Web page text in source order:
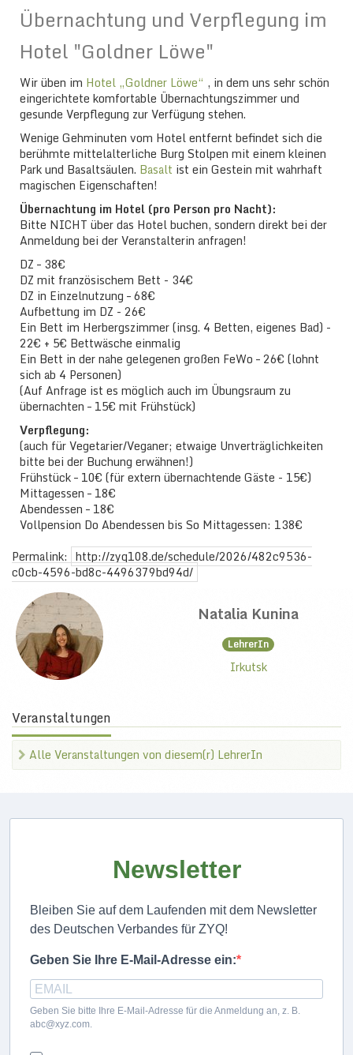
Übernachtung und Verpflegung im
Hotel "Goldner Löwe"
Wir üben im Hotel „Goldner Löwe“ , in dem uns sehr schön
eingerichtete komfortable Übernachtungszimmer und
gesunde Verpflegung zur Verfügung stehen.
Wenige Gehminuten vom Hotel entfernt befindet sich die
berühmte mittelalterliche Burg Stolpen mit einem kleinen
Park und Basaltsäulen. Basalt ist ein Gestein mit wahrhaft
magischen Eigenschaften!
Übernachtung im Hotel (pro Person pro Nacht):
Bitte NICHT über das Hotel buchen, sondern direkt bei der
Anmeldung bei der Veranstalterin anfragen!
DZ – 38€
DZ mit französischem Bett - 34€
DZ in Einzelnutzung – 68€
Aufbettung im DZ - 26€
Ein Bett im Herbergszimmer (insg. 4 Betten, eigenes Bad) -
22€ + 5€ Bettwäsche einmalig
Ein Bett in der nahe gelegenen großen FeWo – 26€ (lohnt
sich ab 4 Personen)
(Auf Anfrage ist es möglich auch im Übungsraum zu
übernachten – 15€ mit Frühstück)
Verpflegung:
(auch für Vegetarier/Veganer; etwaige Unverträglichkeiten
bitte bei der Buchung erwähnen!)
Frühstück – 10€ (für extern übernachtende Gäste - 15€)
Mittagessen – 18€
Abendessen – 18€
Vollpension Do Abendessen bis So Mittagessen: 138€
Permalink: http://zyq108.de/schedule/2026/482c9536-
c0cb-4596-bd8c-4496379bd94d/
Natalia Kunina
LehrerIn
Irkutsk
Veranstaltungen
Alle Veranstaltungen von diesem(r) LehrerIn
Newsletter
Bleiben Sie auf dem Laufenden mit dem Newsletter
des Deutschen Verbandes für ZYQ!
Geben Sie Ihre E-Mail-Adresse ein:
Geben Sie bitte Ihre E-Mail-Adresse für die Anmeldung an, z. B.
abc@xyz.com.